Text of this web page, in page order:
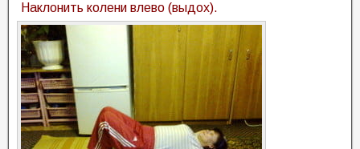
Наклонить колени влево (выдох).